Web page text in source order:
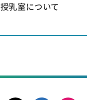
授乳室について